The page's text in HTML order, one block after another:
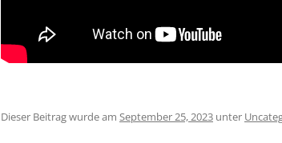
Dieser Beitrag wurde am September 25, 2023 unter